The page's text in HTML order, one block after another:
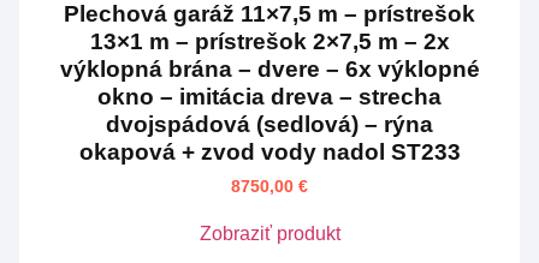
Plechová garáž 11×7,5 m – prístrešok
13×1 m – prístrešok 2×7,5 m – 2x
výklopná brána – dvere – 6x výklopné
okno – imitácia dreva – strecha
dvojspádová (sedlová) – rýna
okapová + zvod vody nadol ST233
8750,00 €
Zobraziť produkt